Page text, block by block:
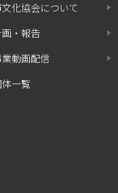
化協会について
・報告
動画配信
一覧